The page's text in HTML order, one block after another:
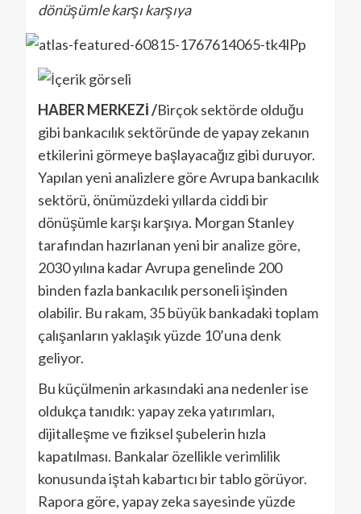
dönüşümle karşı karşıya
HABER MERKEZİ /Birçok sektörde olduğu
gibi bankacılık sektöründe de yapay zekanın
etkilerini görmeye başlayacağız gibi duruyor.
Yapılan yeni analizlere göre Avrupa bankacılık
sektörü, önümüzdeki yıllarda ciddi bir
dönüşümle karşı karşıya. Morgan Stanley
tarafından hazırlanan yeni bir analize göre,
2030 yılına kadar Avrupa genelinde 200
binden fazla bankacılık personeli işinden
olabilir. Bu rakam, 35 büyük bankadaki toplam
çalışanların yaklaşık yüzde 10’una denk
geliyor.
Bu küçülmenin arkasındaki ana nedenler ise
oldukça tanıdık: yapay zeka yatırımları,
dijitalleşme ve fiziksel şubelerin hızla
kapatılması. Bankalar özellikle verimlilik
konusunda iştah kabartıcı bir tablo görüyor.
Rapora göre, yapay zeka sayesinde yüzde